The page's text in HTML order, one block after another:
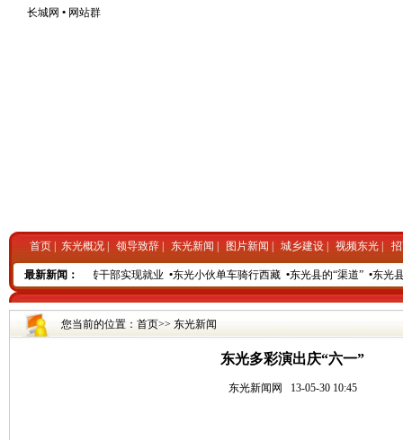
长城网 • 网站群
首页 东光概况 领导致辞 东光新闻 图片新闻 城乡建设 视频东光
最新新闻：
九成自主择业军转干部实现就业 • 东光小伙单车骑行西藏 • 东光县的“渠道” • 东光县
您当前的位置： 首页>> 东光新闻
东光多彩演出庆“六一”
东光新闻网 13-05-30 10:45